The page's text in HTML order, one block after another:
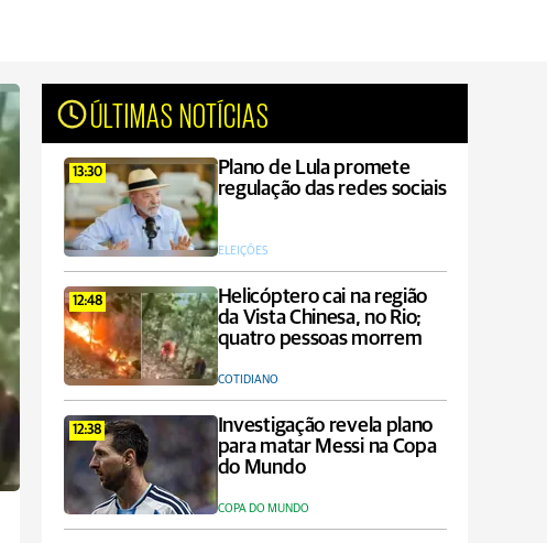
ÚLTIMAS NOTÍCIAS
13:30
Plano de Lula promete
regulação das redes sociais
ELEIÇÕES
12:48
Helicóptero cai na região
da Vista Chinesa, no Rio;
quatro pessoas morrem
COTIDIANO
12:38
Investigação revela plano
para matar Messi na Copa
do Mundo
COPA DO MUNDO